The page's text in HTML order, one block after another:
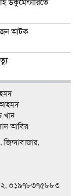
ডকুমেন্টারিতে
আটক
আহমদ
খান
আবির
০১৯৭৮৩৭৫৮৮৩